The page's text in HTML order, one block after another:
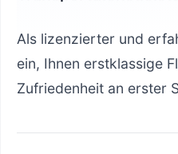
Als lizenzierter und
ein, Ihnen erstklassige
Zufriedenheit an erster